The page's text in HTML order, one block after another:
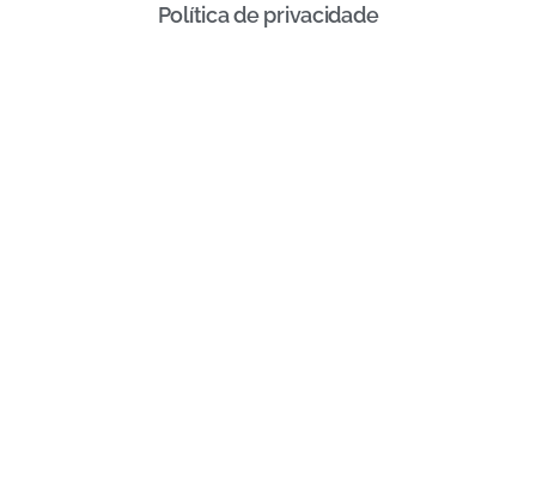
Política de privacidade